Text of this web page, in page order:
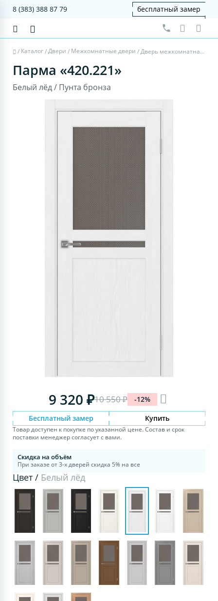
8 (383) 388 87 79 бесплатный замер
/ Каталог/Двери / Межкомнатные двери / Дверь межкомнатная Парма 420.221 - белый лёд, пунта бронза
Парма «420.221»
Белый лёд / Пунта бронза
9 320 ₽10 550 ₽ -12%
Бесплатный замер Купить
Товар доступен к покупке по указанной цене. Состав и срок
поставки менеджер согласует с вами.
Скидка на объём
При заказе от 3-х дверей скидка 5% на все
Цвет / Белый лёд